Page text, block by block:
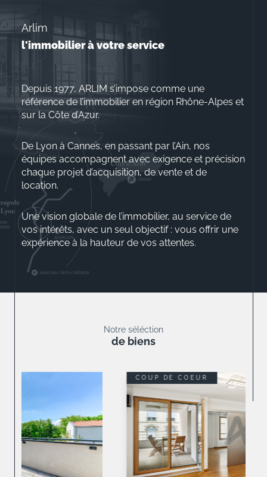
Arlim
l'immobilier à votre service
Depuis 1977, ARLIM s’impose comme une
référence de l’immobilier en région Rhône-Alpes et
sur la Côte d’Azur.
De Lyon à Cannes, en passant par l’Ain, nos
équipes accompagnent avec exigence et précision
chaque projet d’acquisition, de vente et de
location.
Une vision globale de l’immobilier, au service de
vos intérêts, avec un seul objectif : vous offrir une
expérience à la hauteur de vos attentes.
Notre séléction
de biens